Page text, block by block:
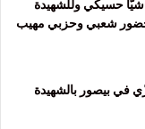
شيّا حسيكي وللشهيدة
بحضور شعبي وحزبي مهيب
في بيصور بالشهيدة